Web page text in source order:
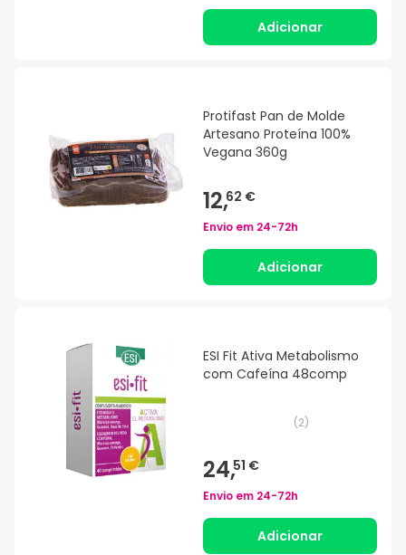
Adicionar
Protifast Pan de Molde
Artesano Proteína 100%
Vegana 360g
12,62 €
Envio em 24-72h
Adicionar
ESI Fit Ativa Metabolismo
com Cafeína 48comp
(2)
24,51 €
Envio em 24-72h
Adicionar